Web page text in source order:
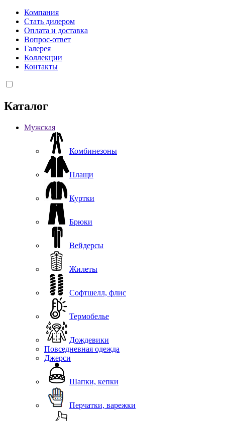
Компания
Стать дилером
Оплата и доставка
Вопрос-ответ
Галерея
Коллекции
Контакты
Каталог
Мужская
Комбинезоны
Плащи
Куртки
Брюки
Вейдерсы
Жилеты
Софтшелл, флис
Термобелье
Дождевики
Повседневная одежда
Джерси
Шапки, кепки
Перчатки, варежки